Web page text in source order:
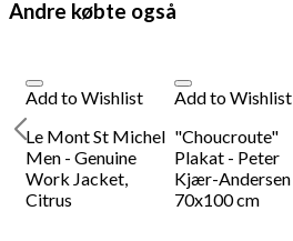
Andre købte også
Add to Wishlist
Le Mont St Michel
Men - Genuine
Work Jacket,
Citrus
Add to Wishlist
"Choucroute"
Plakat - Peter
Kjær-Andersen
70x100 cm